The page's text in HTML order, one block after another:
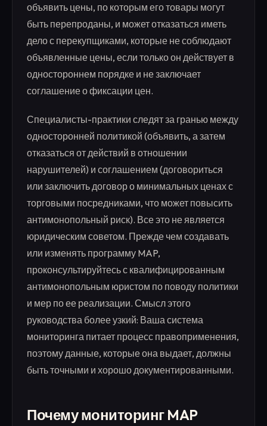
объявить цены, по которым его товары могут
быть перепроданы, и может отказаться иметь
дело с перекупщиками, которые не соблюдают
объявленные цены, если только он действует в
одностороннем порядке и не заключает
соглашение о фиксации цен.
Специалисты-практики следят за гранью между
односторонней политикой (объявить, а затем
отказаться от действий в отношении
нарушителей) и соглашением (договориться
или заключить договор о минимальных ценах с
торговыми посредниками, что может повысить
антимонопольный риск). Все это не является
юридическим советом. Прежде чем создавать
или изменять программу MAP,
проконсультируйтесь с квалифицированным
антимонопольным юристом по поводу политики
и мер по ее реализации. Смысл этого
руководства более узкий: Ваша система
мониторинга питает процесс правоприменения,
поэтому данные, которые она выдает, должны
быть точными и хорошо документированными.
Почему мониторинг MAP